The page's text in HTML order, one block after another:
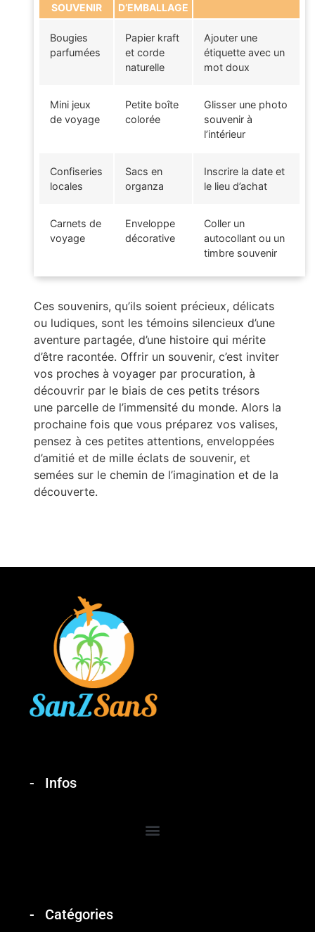
SOUVENIR
D’EMBALLAGE
Bougies
parfumées
Papier kraft
et corde
naturelle
Ajouter une
étiquette avec un
mot doux
Mini jeux
de voyage
Petite boîte
colorée
Glisser une photo
souvenir à
l’intérieur
Confiseries
locales
Sacs en
organza
Inscrire la date et
le lieu d’achat
Carnets de
voyage
Enveloppe
décorative
Coller un
autocollant ou un
timbre souvenir
Ces souvenirs, qu’ils soient précieux, délicats
ou ludiques, sont les témoins silencieux d’une
aventure partagée, d’une histoire qui mérite
d’être racontée. Offrir un souvenir, c’est inviter
vos proches à voyager par procuration, à
découvrir par le biais de ces petits trésors
une parcelle de l’immensité du monde. Alors la
prochaine fois que vous préparez vos valises,
pensez à ces petites attentions, enveloppées
d’amitié et de mille éclats de souvenir, et
semées sur le chemin de l’imagination et de la
découverte.
Infos
Catégories